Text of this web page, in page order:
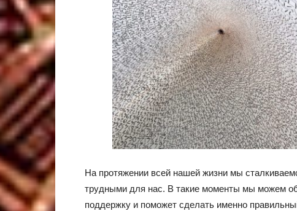
На протяжении всей нашей жизни мы
трудными для нас. В такие моменты мы можем
поддержку и поможет сделать именно